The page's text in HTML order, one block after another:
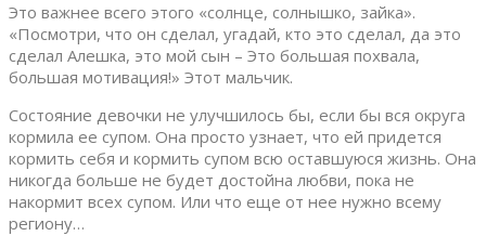
Это важнее всего этого «солнце, солнышко, зайка».
«Посмотри, что он сделал, угадай, кто это сделал, да это
сделал Алешка, это мой сын – Это большая похвала,
большая мотивация!» Этот мальчик.
Состояние девочки не улучшилось бы, если бы вся округа
кормила ее супом. Она просто узнает, что ей придется
кормить себя и кормить супом всю оставшуюся жизнь. Она
никогда больше не будет достойна любви, пока не
накормит всех супом. Или что еще от нее нужно всему
региону…